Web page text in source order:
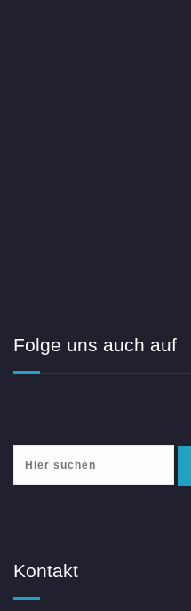
Folge uns auch auf
Kontakt